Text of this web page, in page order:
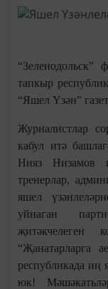
“Зеленодольск”
тапкыр
“Яшел Үзән”
Журналистлар
кабул итә
Нияз Низамов
тренерлар,
яшел
уйнаган
җитәкчелеген
“Җанатарларга
республикада
юк!